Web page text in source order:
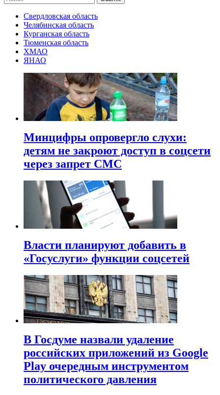
Свердловская область
Челябинская область
Курганская область
Тюменская область
ХМАО
ЯНАО
Минцифры опровергло слухи:
детям не закроют доступ в соцсети
через запрет СМС
Власти планируют добавить в
«Госуслуги» функции соцсетей
В Госдуме назвали удаление
российских приложений из Google
Play очередным инструментом
политического давления